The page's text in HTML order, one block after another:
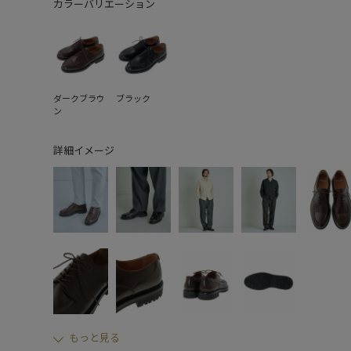
カラーバリエーション
ダークブラウ
ン
ブラック
詳細イメージ
もっと見る